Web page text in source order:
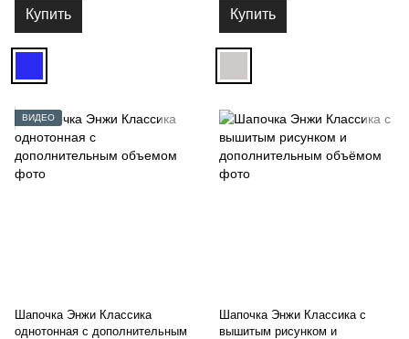
Купить Купить
ВИДЕО
Шапочка Энжи Классика
однотонная с дополнительным
Шапочка Энжи Классика с
вышитым рисунком и